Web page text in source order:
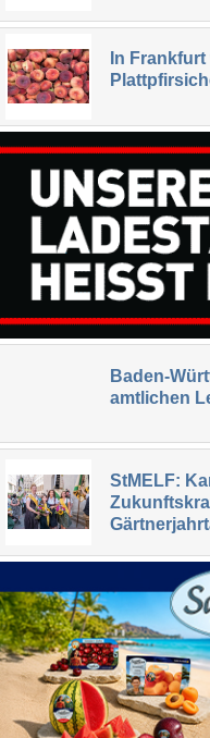
In
Baden-
amtlichen
StMELF: